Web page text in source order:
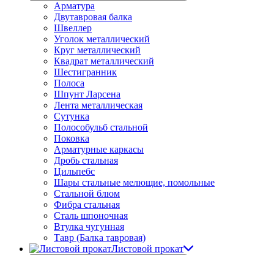
Арматура
Двутавровая балка
Швеллер
Уголок металлический
Круг металлический
Квадрат металлический
Шестигранник
Полоса
Шпунт Ларсена
Лента металлическая
Сутунка
Полособульб стальной
Поковка
Арматурные каркасы
Дробь стальная
Цильпебс
Шары стальные мелющие, помольные
Стальной блюм
Фибра стальная
Сталь шпоночная
Втулка чугунная
Тавр (Балка тавровая)
Листовой прокат